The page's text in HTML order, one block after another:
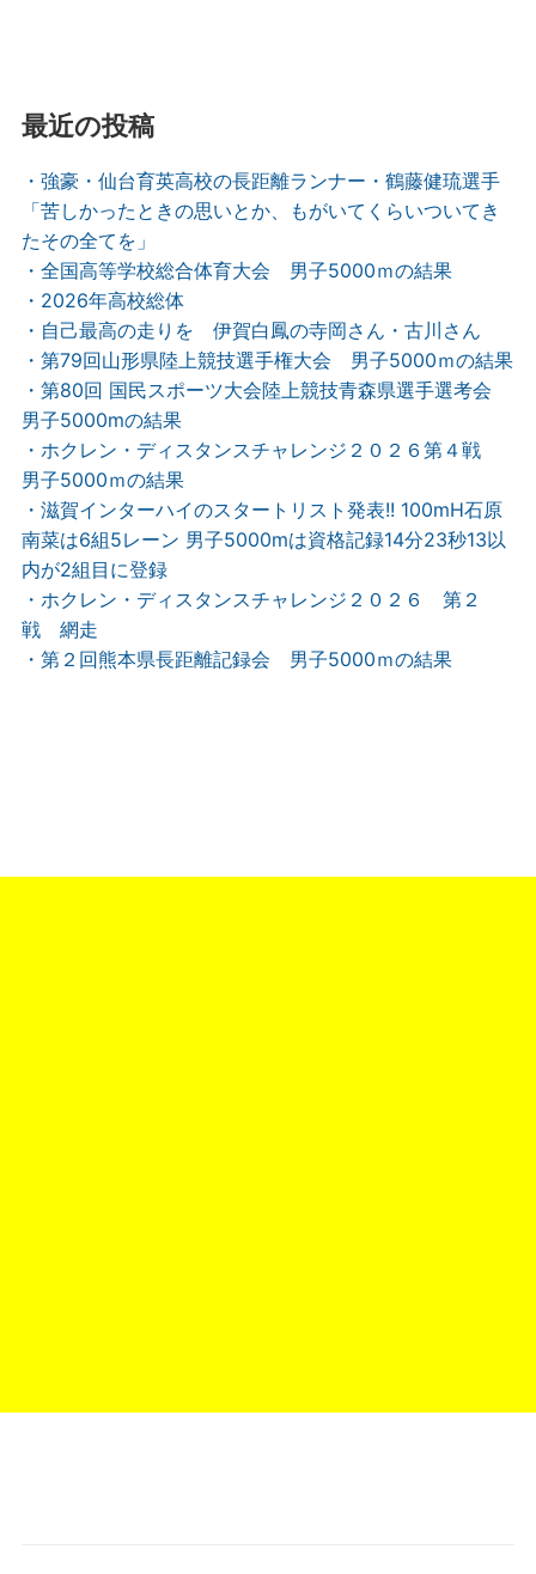
最近の投稿
・強豪・仙台育英高校の長距離ランナー・鶴藤健琉選手
「苦しかったときの思いとか、もがいてくらいついてき
たその全てを」
・全国高等学校総合体育大会 男子5000ｍの結果
・2026年高校総体
・自己最高の走りを 伊賀白鳳の寺岡さん・古川さん
・第79回山形県陸上競技選手権大会 男子5000ｍの結果
・第80回 国民スポーツ大会陸上競技青森県選手選考会
男子5000mの結果
・ホクレン・ディスタンスチャレンジ２０２６第４戦
男子5000ｍの結果
・滋賀インターハイのスタートリスト発表!! 100mH石原
南菜は6組5レーン 男子5000mは資格記録14分23秒13以
内が2組目に登録
・ホクレン・ディスタンスチャレンジ２０２６ 第２
戦 網走
・第２回熊本県長距離記録会 男子5000ｍの結果